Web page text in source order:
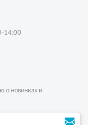
14:00
о новинках и